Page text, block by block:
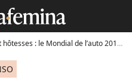
: le Mondial de l’auto 2012 lance son grand déballage